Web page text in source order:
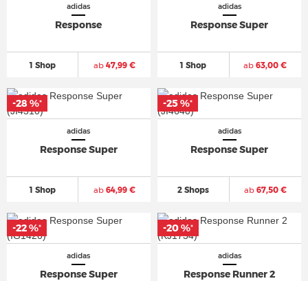
adidas
Response
1 Shop ab47,99 €
adidas
Response Super
1 Shop ab 63,00 €
adidas
Response Super
1 Shop ab64,99 €
-28 %*
adidas
Response Super
2 Shops ab67,50 €
-25 %*
adidas
Response Super
-22 %*
adidas
Response Runner 2
-20 %*